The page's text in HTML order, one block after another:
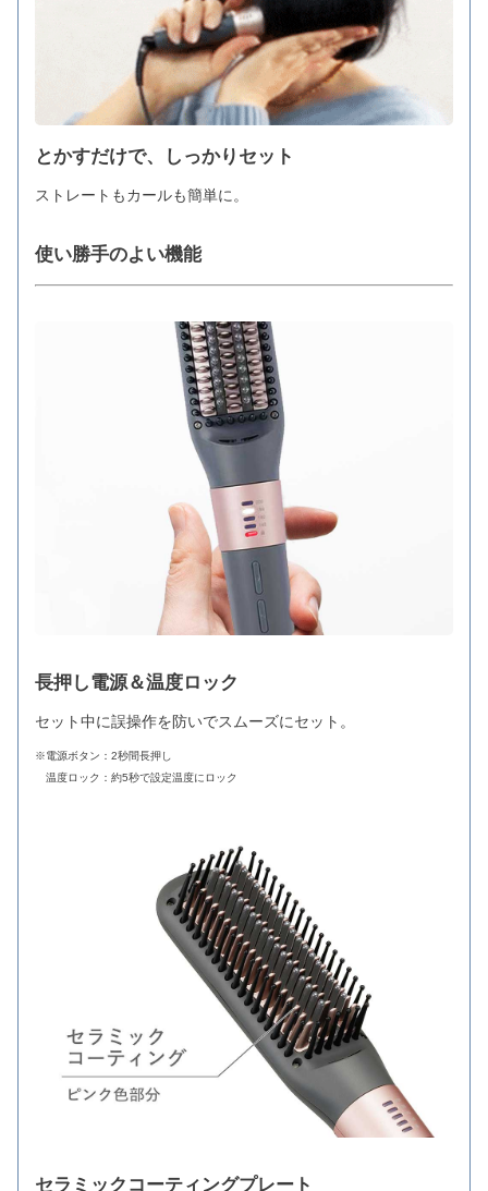
とかすだけで、しっかりセット
ストレートもカールも簡単に。
使い勝手のよい機能
長押し電源＆温度ロック
セット中に誤操作を防いでスムーズにセット。
※電源ボタン：2秒間長押し
温度ロック：約5秒で設定温度にロック
セラミックコーティングプレート